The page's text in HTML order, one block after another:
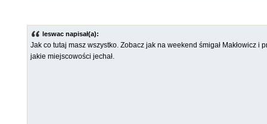
leswac napisał(a):
Jak co tutaj masz wszystko. Zobacz jak na weekend śmigał Makłowicz i
jakie miejscowości jechał.